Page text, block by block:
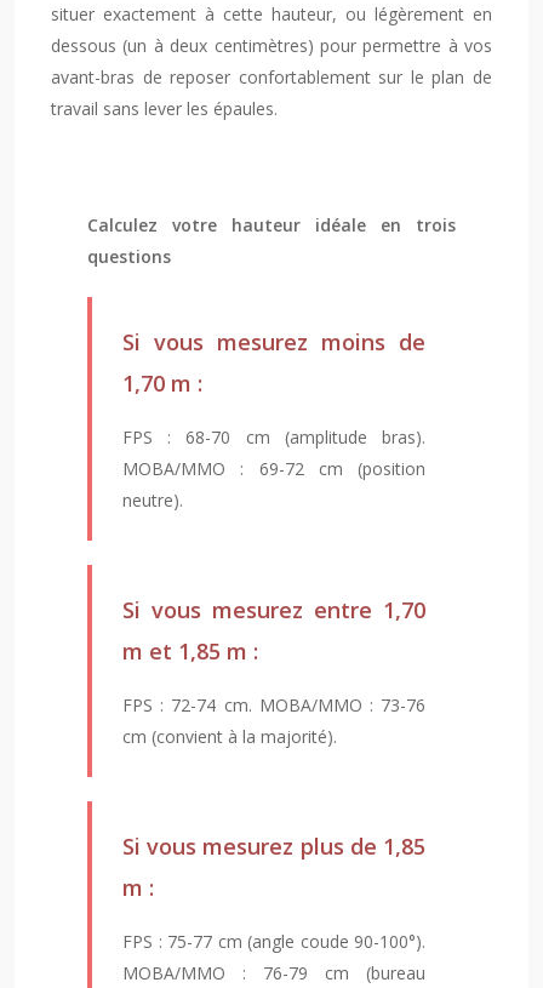
situer exactement à cette hauteur, ou légèrement en
dessous (un à deux centimètres) pour permettre à vos
avant-bras de reposer confortablement sur le plan de
travail sans lever les épaules.
Calculez votre hauteur idéale en trois
questions
Si vous mesurez moins de
1,70 m :
FPS : 68-70 cm (amplitude bras).
MOBA/MMO : 69-72 cm (position
neutre).
Si vous mesurez entre 1,70
m et 1,85 m :
FPS : 72-74 cm. MOBA/MMO : 73-76
cm (convient à la majorité).
Si vous mesurez plus de 1,85
m :
FPS : 75-77 cm (angle coude 90-100°).
MOBA/MMO : 76-79 cm (bureau